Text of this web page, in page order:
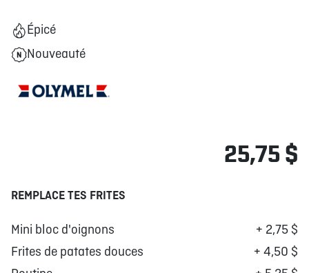
Épicé
Nouveauté
25,75 $
REMPLACE TES FRITES
Mini bloc d'oignons
+ 2,75 $
Frites de patates douces
+ 4,50 $